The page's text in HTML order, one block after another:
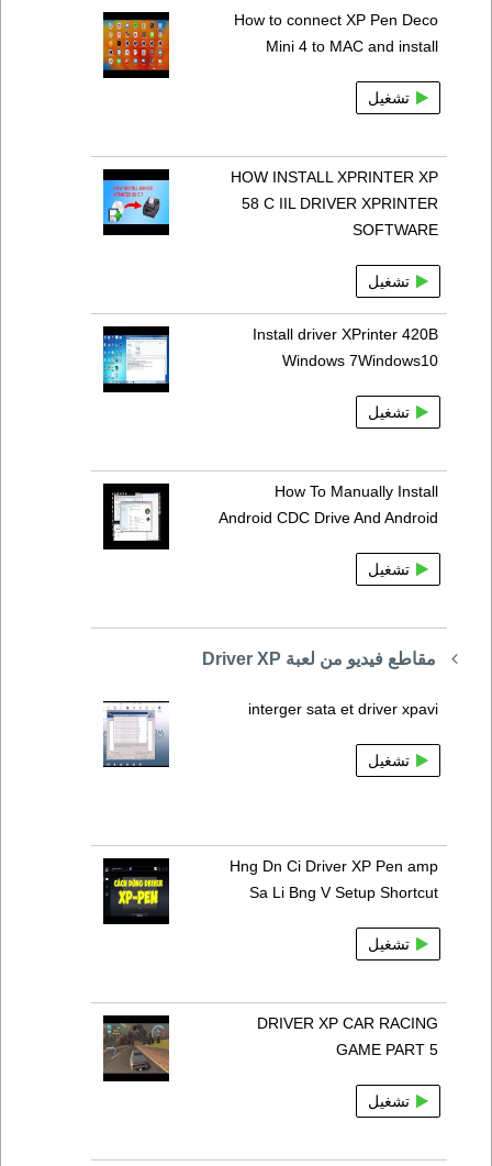
How to connect XP Pen Deco
Mini 4 to MAC and install
تشغيل
HOW INSTALL XPRINTER XP
58 C IIL DRIVER XPRINTER
SOFTWARE
تشغيل
Install driver XPrinter 420B
Windows 7Windows10
تشغيل
How To Manually Install
Android CDC Drive And Android
تشغيل
مقاطع فيديو من لعبة Driver XP
interger sata et driver xpavi
تشغيل
Hng Dn Ci Driver XP Pen amp
Sa Li Bng V Setup Shortcut
تشغيل
DRIVER XP CAR RACING
GAME PART 5
تشغيل